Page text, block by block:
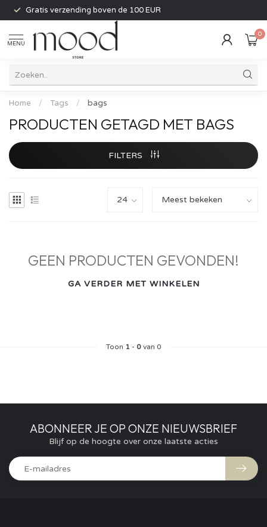
Gratis verzending boven de 100 EUR
MENU
0
Home / Tags / bags
PRODUCTEN GETAGD MET BAGS
FILTERS
GEEN PRODUCTEN GEVONDEN!
GA VERDER MET WINKELEN
Toon 1 - 0van 0
ABONNEER JE OP ONZE NIEUWSBRIEF
Blijf op de hoogte over onze laatste acties